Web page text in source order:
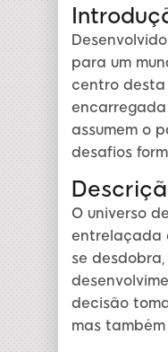
para um
centro desta
assumem o
desafios
O universo
entrelaçada
se
decisão
mas